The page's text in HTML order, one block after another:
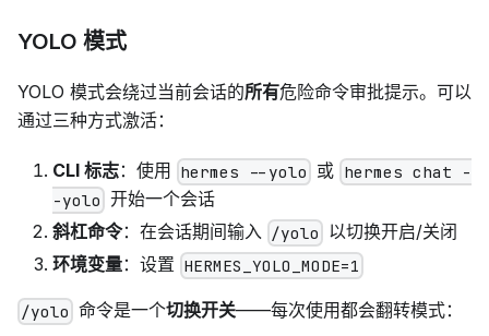
YOLO 模式
YOLO 模式会绕过当前会话的所有危险命令审批提示。可以
通过三种方式激活：
CLI 标志：使用 hermes --yolo 或 hermes chat -
-yolo 开始一个会话
斜杠命令：在会话期间输入 /yolo 以切换开启/关闭
环境变量：设置 HERMES_YOLO_MODE=1
/yolo 命令是一个切换开关——每次使用都会翻转模式：